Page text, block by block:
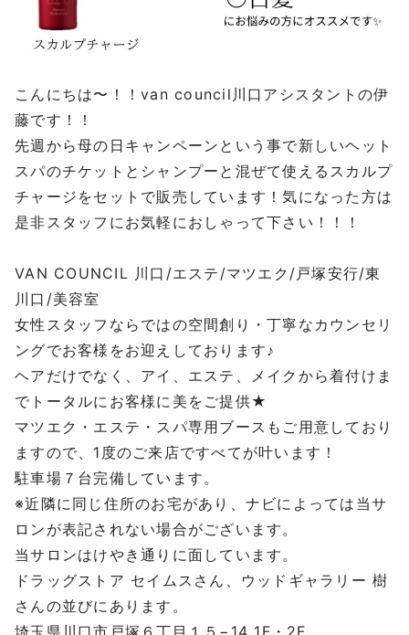
こんにちは〜！！van council川口アシスタントの伊
藤です！！
先週から母の日キャンペーンという事で新しいヘット
スパのチケットとシャンプーと混ぜて使えるスカルプ
チャージをセットで販売しています！気になった方は
是非スタッフにお気軽におしゃって下さい！！！
VAN COUNCIL 川口 /エステ /マツエク / 戸塚安行/東
川口 /美容室
女性スタッフならではの空間創り・丁寧なカウンセリ
ングでお客様をお迎えしております♪
ヘアだけでなく、アイ、エステ、メイクから着付けま
でトータルにお客様に美をご提供★
マツエク・エステ・スパ専用ブースもご用意しており
ますので、 1 度のご来店ですべてが叶います！
駐車場７台完備しています。
※近隣に同じ住所のお宅があり、ナビによっては当サ
ロンが表記されない場合がございます。
当サロンはけやき通りに面しています。
ドラッグストア セイムスさん、ウッドギャラリー 樹
さんの並びにあります。